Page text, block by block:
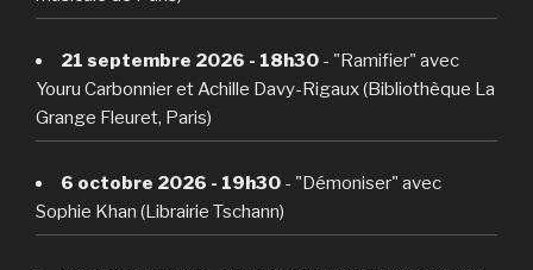
21 septembre 2026 - 18h30 - "Ramifier" avec
Youru Carbonnier et Achille Davy-Rigaux (Bibliothèque La
Grange Fleuret, Paris)
6 octobre 2026 - 19h30 - "Démoniser" avec
Sophie Khan (Librairie Tschann)